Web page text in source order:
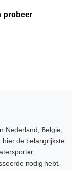
probeer
Nederland, België,
hier de belangrijkste
nodig hebt.